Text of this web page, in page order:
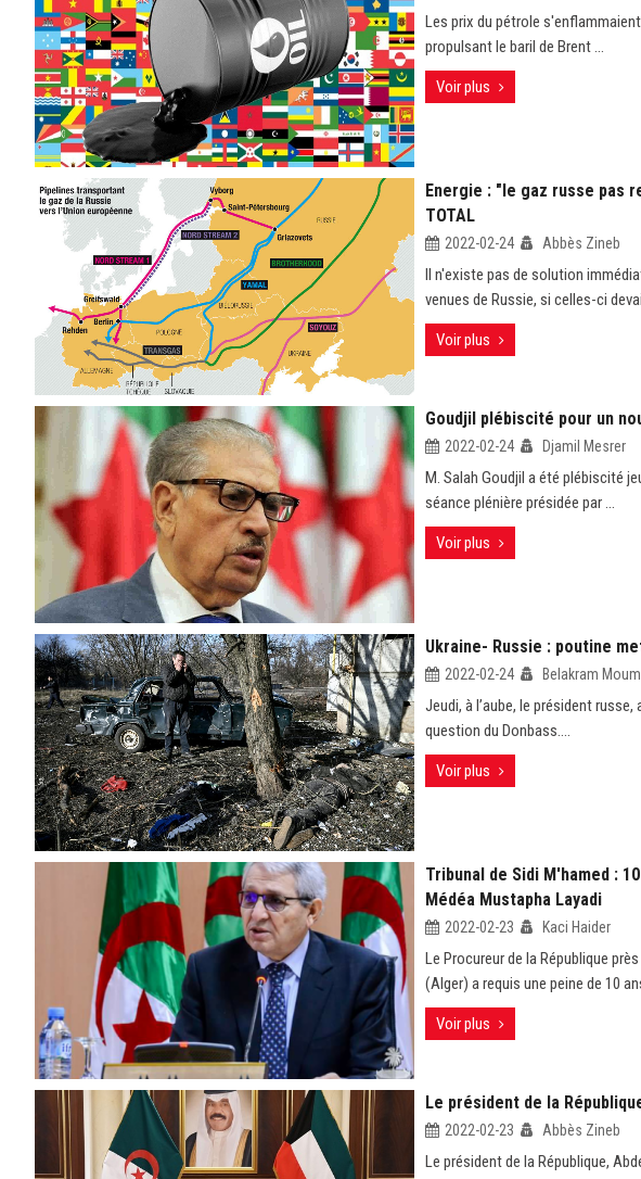
Les prix du pétrole
propulsant le baril de Brent ...
Voir plus
Energie : "le gaz russe pas
TOTAL
2022-02-24 Abbès Zineb
Il n'existe pas de solution
venues de Russie, si celles-ci
Voir plus
Goudjil plébiscité pour un
2022-02-24 Djamil Mesrer
M. Salah Goudjil a été plébiscité
séance plénière présidée par ...
Voir plus
Ukraine- Russie : poutine
2022-02-24 Belakram
Jeudi, à l’aube, le président
question du Donbass....
Voir plus
Tribunal de Sidi M'hamed :
Médéa Mustapha Layadi
2022-02-23 Kaci Haider
Le Procureur de la République
(Alger) a requis une peine de 10
Voir plus
Le président de la
2022-02-23 Abbès Zineb
Le président de la République,